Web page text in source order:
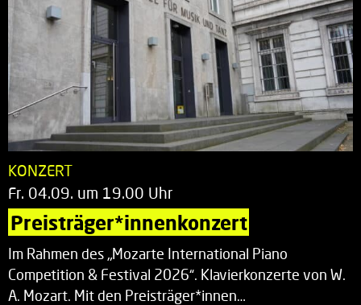
KONZERT
Fr. 04.09. um 19.00 Uhr
Preisträger*innenkonzert
Im Rahmen des „Mozarte International Piano
Competition & Festival 2026“. Klavierkonzerte von W.
A. Mozart. Mit den Preisträger*innen…